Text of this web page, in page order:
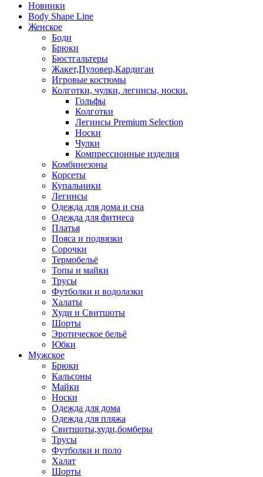
Новинки
Body Shape Line
Женское
Боди
Брюки
Бюстгальтеры
Жакет,Пуловер,Кардиган
Игровые костюмы
Колготки, чулки, легинсы, носки.
Гольфы
Колготки
Легинсы Premium Selection
Носки
Чулки
Компрессионные изделия
Комбинезоны
Корсеты
Купальники
Легинсы
Одежда для дома и сна
Одежда для фитнеса
Платья
Пояса и подвязки
Сорочки
Термобельё
Топы и майки
Трусы
Футболки и водолазки
Халаты
Худи и Свитшоты
Шорты
Эротическое бельё
Юбки
Мужское
Брюки
Кальсоны
Майки
Носки
Одежда для дома
Одежда для пляжа
Свитшоты,худи,бомберы
Трусы
Футболки и поло
Халат
Шорты